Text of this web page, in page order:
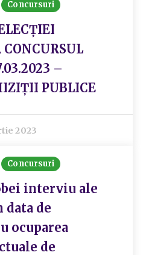
Concursuri
CONCURSUL
–
PUBLICE
2023
Concursuri
interviu ale
de
ocuparea
de